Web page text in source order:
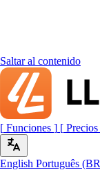
Saltar al contenido
[ Funciones ] [ Precios
English Português